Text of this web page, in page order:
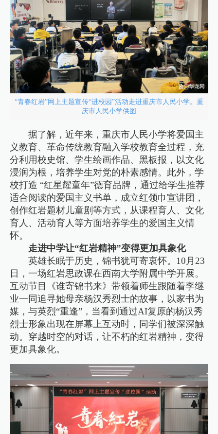
“青春红岩”网上主题宣传“进校园”活动走进重庆市人民小学。重
庆市人民小学供图
据了解，近年来，重庆市人民小学将爱国主
义教育、革命传统教育融入学校教育全过程，充
分利用校史馆、学生绘画作品、黑板报，以文化
浸润为根，培养学生对党的朴素感情。此外，学
校打造 “红星耀童年”德育品牌，通过给学生推荐
适合阅读的爱国主义书单，成立红领巾宣讲团，
创作红岩题材儿童剧等方式，从课程育人、文化
育人、活动育人等方面培养学生的爱国主义情
怀。
走进中学让“红岩精神”变得更加具象化
英雄长眠于历史，锦书犹可寄衷怀。10月23
日，一场红岩思政课在西南大学附属中学开展。
互动节目《谁寄锦书来》带领着师生跟随着李继
业一同追寻她母亲杨汉秀烈士的故事，以家书为
媒，与英烈“重逢”，当看到通过AI复原的杨汉秀
烈士形象出现在屏幕上互动时，同学们被深深触
动。穿越时空的对话，让不朽的红岩精神，变得
更加具象化。